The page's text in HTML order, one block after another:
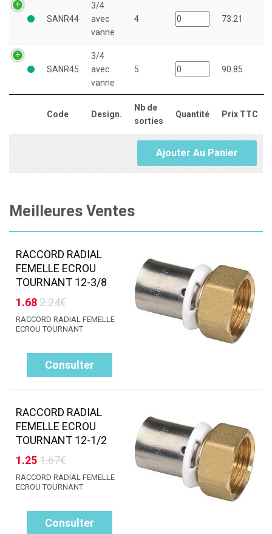
Code Design.
Nb de
sorties
Quantité Prix TTC
SANR44
3/4
avec
vanne
4 73.21
SANR45
3/4
avec
vanne
5 90.85
Ajouter Au Panier
Meilleures Ventes
RACCORD RADIAL
FEMELLE ECROU
TOURNANT 12-3/8
1.682.24€
RACCORD RADIAL FEMELLE
ECROU TOURNANT
Consulter
RACCORD RADIAL
FEMELLE ECROU
TOURNANT 12-1/2
1.251.67€
RACCORD RADIAL FEMELLE
ECROU TOURNANT
Consulter